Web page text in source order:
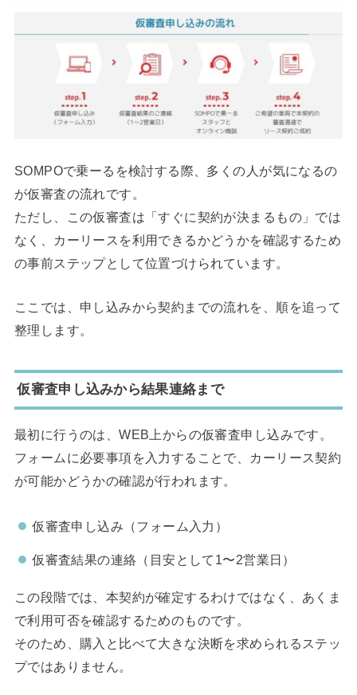
SOMPOで乗ーるを検討する際、多くの人が気になるの
が仮審査の流れです。
ただし、この仮審査は「すぐに契約が決まるもの」では
なく、カーリースを利用できるかどうかを確認するため
の事前ステップとして位置づけられています。
ここでは、申し込みから契約までの流れを、順を追って
整理します。
仮審査申し込みから結果連絡まで
最初に行うのは、WEB上からの仮審査申し込みです。
フォームに必要事項を入力することで、カーリース契約
が可能かどうかの確認が行われます。
仮審査申し込み（フォーム入力）
仮審査結果の連絡（目安として1〜2営業日）
この段階では、本契約が確定するわけではなく、あくま
で利用可否を確認するためのものです。
そのため、購入と比べて大きな決断を求められるステッ
プではありません。